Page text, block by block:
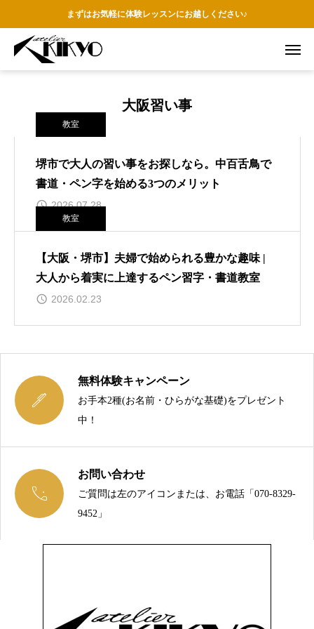
まずはお気軽に体験レッスンにお越しください♪
大阪習い事
教室
堺市で大人の習い事をお探しなら。中百舌鳥で
書道・ペン字を始める3つのメリット
2026.07.28
教室
【大阪・堺市】夫婦で始められる豊かな趣味 |
大人から着実に上達するペン習字・書道教室
2026.02.23

無料体験キャンペーン
お手本2種(お名前・ひらがな基礎)をプレゼント
中！

お問い合わせ
ご質問は左のアイコンまたは、お電話「070-8329-
9452」
今こそ、綺麗な文字を手に入れましょう！